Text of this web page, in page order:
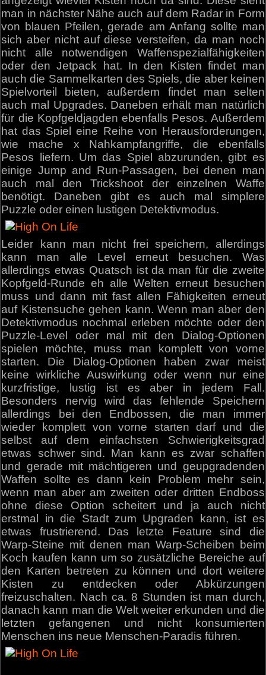
man in nächster Nähe auch auf dem Radar in Form
von blauen Pfeilen, gerade am Anfang sollte man
sich aber nicht auf diese versteifen, da man noch
nicht alle notwendigen Waffenspezialfähigkeiten
oder den Jetpack hat. In den Kisten findet man
auch die Sammelkarten des Spiels, die aber keinen
Spielvorteil bieten, außerdem findet man selten
auch mal Upgrades. Daneben erhält man natürlich
für die Kopfgeldjagden ebenfalls Pesos. Außerdem
hat das Spiel eine Reihe von Herausforderungen,
wie mache x Nahkampfangriffe, die ebenfalls
Pesos liefern. Um das Spiel abzurunden, gibt es
einige Jump and Run-Passagen, bei denen man
auch mal den Trickshoot der einzelnen Waffe
benötigt. Daneben gibt es auch mal simplere
Puzzle oder einen lustigen Detektivmodus.
Leider kann man nicht frei speichern, allerdings
kann man alle Level erneut besuchen. Was
allerdings etwas Quatsch ist da man für die zweite
Kopfgeld-Runde eh alle Welten erneut besuchen
muss und dann mit fast allen Fähigkeiten erneut
auf Kistensuche gehen kann. Wenn man aber den
Detektivmodus nochmal erleben möchte oder den
Puzzle-Level oder mal mit den Dialog-Optionen
spielen möchte, muss man komplett von vorne
starten. Die Dialog-Optionen haben zwar meist
keine wirkliche Auswirkung oder wenn nur eine
kurzfristige, lustig ist es aber in jedem Fall.
Besonders nervig wird das fehlende Speichern
allerdings bei den Endbossen, die man immer
wieder komplett von vorne starten darf und die
selbst auf dem einfachsten Schwierigkeitsgrad
etwas schwer sind. Man kann es zwar schaffen
und gerade mit mächtigeren und geupgradenden
Waffen sollte es dann kein Problem mehr sein,
wenn man aber am zweiten oder dritten Endboss
ohne diese Option scheitert und ja auch nicht
erstmal in die Stadt zum Upgraden kann, ist es
etwas frustrierend. Das letzte Feature sind die
Warp-Steine mit denen man Warp-Scheiben beim
Koch kaufen kann um so zusätzliche Bereiche auf
den Karten betreten zu können und dort weitere
Kisten zu entdecken oder Abkürzungen
freizuschalten. Nach ca. 8 Stunden ist man durch,
danach kann man die Welt weiter erkunden und die
letzten gefangenen und nicht konsumierten
Menschen ins neue Menschen-Paradis führen.